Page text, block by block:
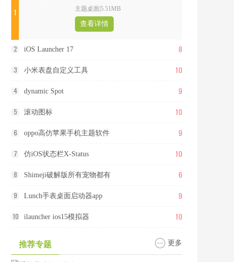
1 主题桌面 5.51MB
查看详情
2 iOS Launcher 17 8
3 小米表盘自定义工具 10
4 dynamic Spot 9
5 滚动图标 10
6 oppo高仿苹果手机主题软件 9
7 仿iOS状态栏X-Status 10
8 Shimeji破解版所有宠物都有 6
9 Lunch手表桌面启动器app 9
10 ilauncher ios15模拟器 10
推荐专题 更多